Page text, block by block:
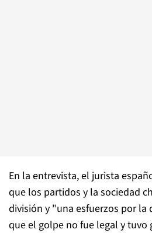
En la entrevista, el jurista
que los partidos y la sociedad
división y "una esfuerzos por la
que el golpe no fue legal y tuvo